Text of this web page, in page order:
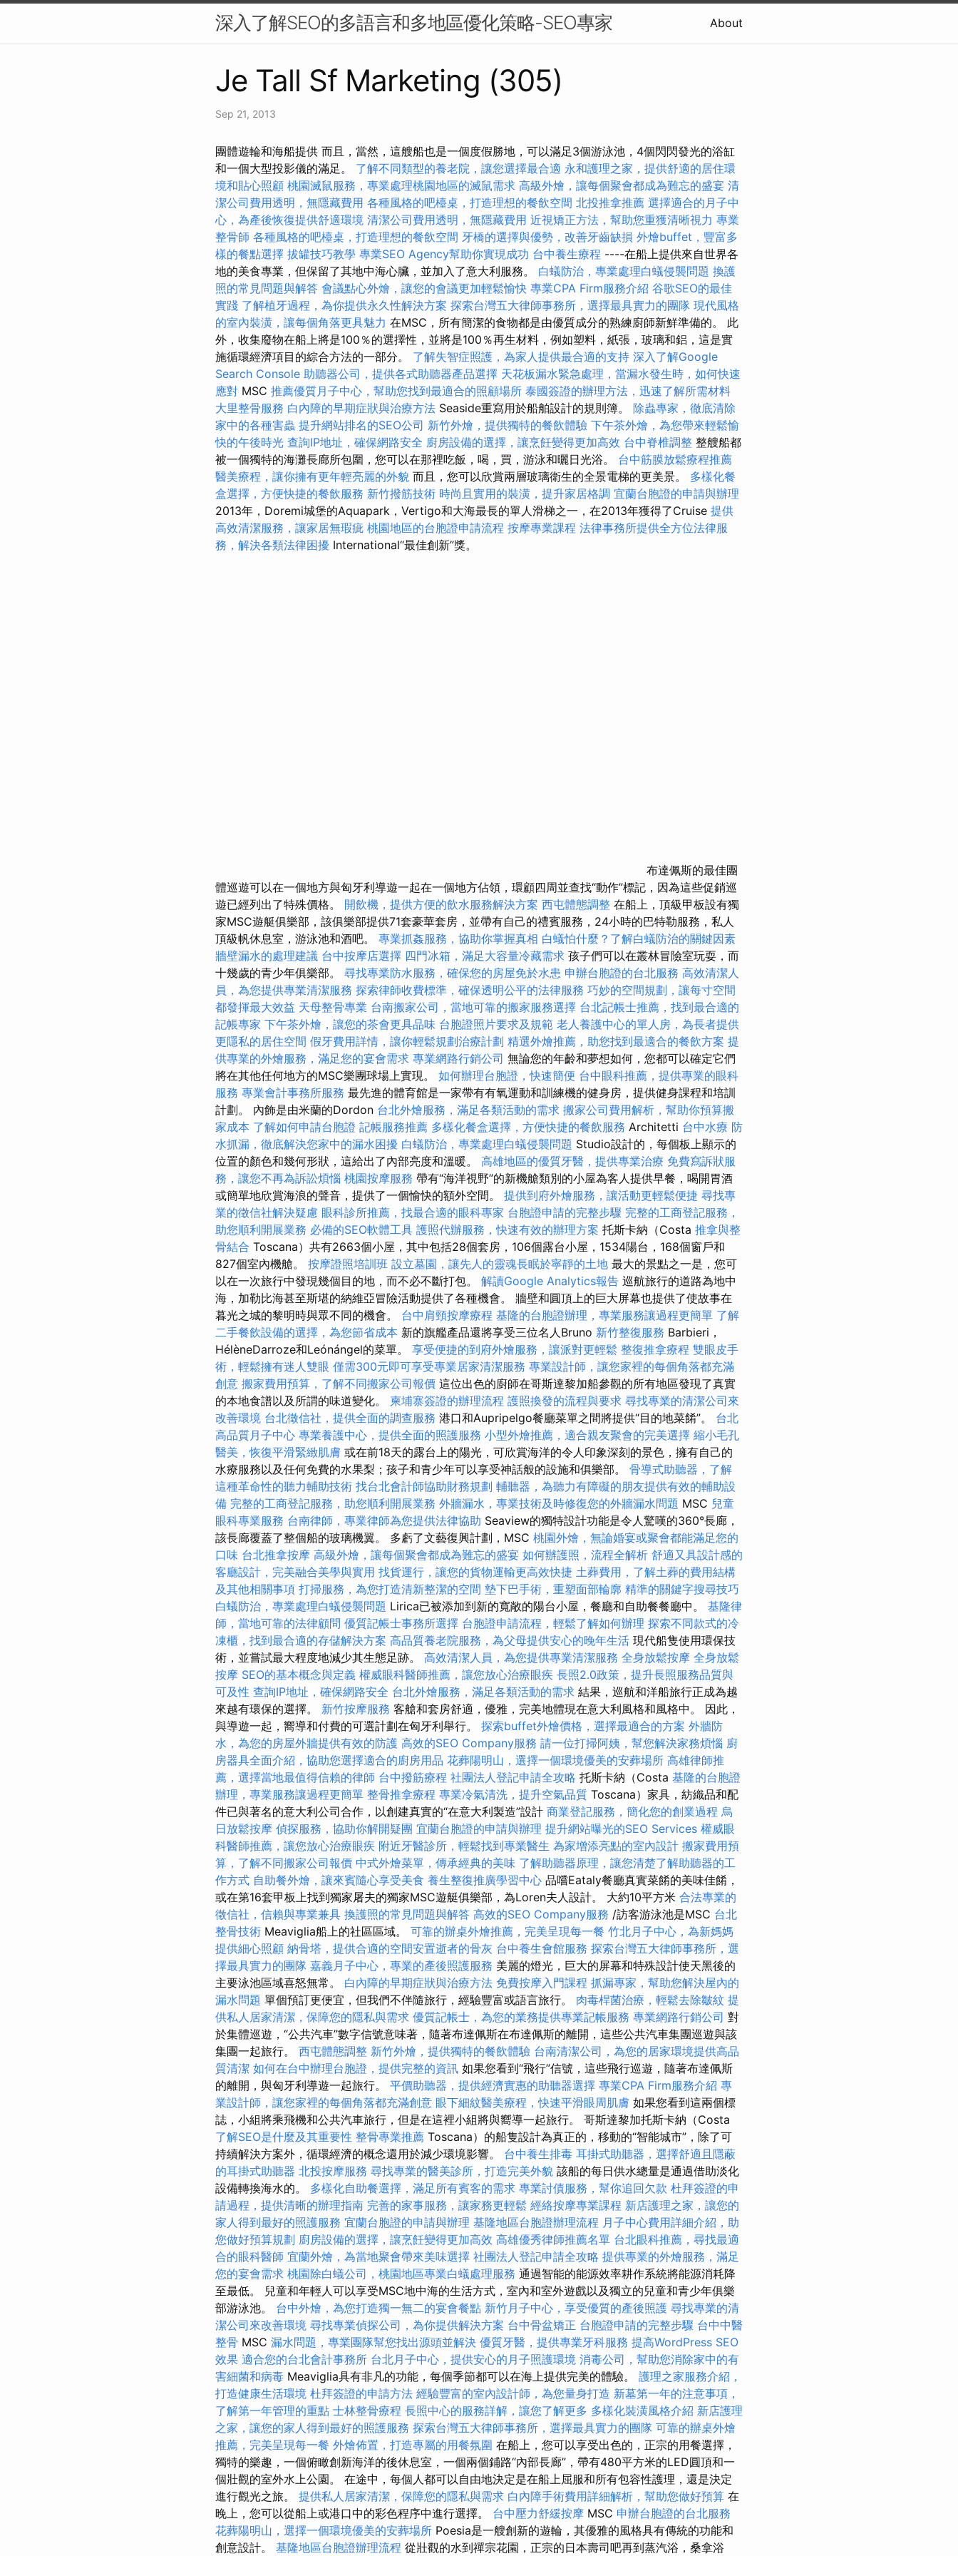
深入了解SEO的多語言和多地區優化策略-SEO專家 About
Je Tall Sf Marketing (305)
Sep 21, 2013
團體遊輪和海船提供 而且，當然，這艘船也是一個度假勝地，可以滿足3個游泳池，4個閃閃發光的浴缸
和一個大型投影儀的滿足。 了解不同類型的養老院，讓您選擇最合適 永和護理之家，提供舒適的居住環
境和貼心照顧 桃園滅鼠服務，專業處理桃園地區的滅鼠需求 高級外燴，讓每個聚會都成為難忘的盛宴 清
潔公司費用透明，無隱藏費用 各種風格的吧檯桌，打造理想的餐飲空間 北投推拿推薦 選擇適合的月子中
心，為產後恢復提供舒適環境 清潔公司費用透明，無隱藏費用 近視矯正方法，幫助您重獲清晰視力 專業
整骨師 各種風格的吧檯桌，打造理想的餐飲空間 牙橋的選擇與優勢，改善牙齒缺損 外燴buffet，豐富多
樣的餐點選擇 拔罐技巧教學 專業SEO Agency幫助你實現成功 台中養生療程 ----在船上提供來自世界各
地的美食專業，但保留了其地中海心臟，並加入了意大利服務。 白蟻防治，專業處理白蟻侵襲問題 換護
照的常見問題與解答 會議點心外燴，讓您的會議更加輕鬆愉快 專業CPA Firm服務介紹 谷歌SEO的最佳
實踐 了解植牙過程，為你提供永久性解決方案 探索台灣五大律師事務所，選擇最具實力的團隊 現代風格
的室內裝潢，讓每個角落更具魅力 在MSC，所有簡潔的食物都是由優質成分的熟練廚師新鮮準備的。 此
外，收集廢物在船上將是100％的選擇性，並將是100％再生材料，例如塑料，紙張，玻璃和鋁，這是實
施循環經濟項目的綜合方法的一部分。 了解失智症照護，為家人提供最合適的支持 深入了解Google
Search Console 助聽器公司，提供各式助聽器產品選擇 天花板漏水緊急處理，當漏水發生時，如何快速
應對 MSC 推薦優質月子中心，幫助您找到最適合的照顧場所 泰國簽證的辦理方法，迅速了解所需材料
大里整骨服務 白內障的早期症狀與治療方法 Seaside重寫用於船舶設計的規則簿。 除蟲專家，徹底清除
家中的各種害蟲 提升網站排名的SEO公司 新竹外燴，提供獨特的餐飲體驗 下午茶外燴，為您帶來輕鬆愉
快的午後時光 查詢IP地址，確保網路安全 廚房設備的選擇，讓烹飪變得更加高效 台中脊椎調整 整艘船都
被一個獨特的海灘長廊所包圍，您可以在那裡吃飯，喝，買，游泳和曬日光浴。 台中筋膜放鬆療程推薦
醫美療程，讓你擁有更年輕亮麗的外貌 而且，您可以欣賞兩層玻璃衛生的全景電梯的更美景。 多樣化餐
盒選擇，方便快捷的餐飲服務 新竹撥筋技術 時尚且實用的裝潢，提升家居格調 宜蘭台胞證的申請與辦理
2013年，Doremi城堡的Aquapark，Vertigo和大海最長的單人滑梯之一，在2013年獲得了Cruise 提供
高效清潔服務，讓家居無瑕疵 桃園地區的台胞證申請流程 按摩專業課程 法律事務所提供全方位法律服
務，解決各類法律困擾 International“最佳創新”獎。
布達佩斯的最佳團
體巡遊可以在一個地方與匈牙利導遊一起在一個地方佔領，環顧四周並查找“動作”標記，因為這些促銷巡
遊已經列出了特殊價格。 開飲機，提供方便的飲水服務解決方案 西屯體態調整 在船上，頂級甲板設有獨
家MSC遊艇俱樂部，該俱樂部提供71套豪華套房，並帶有自己的禮賓服務，24小時的巴特勒服務，私人
頂級帆休息室，游泳池和酒吧。 專業抓姦服務，協助你掌握真相 白蟻怕什麼？了解白蟻防治的關鍵因素
牆壁漏水的處理建議 台中按摩店選擇 四門冰箱，滿足大容量冷藏需求 孩子們可以在叢林冒險室玩耍，而
十幾歲的青少年俱樂部。 尋找專業防水服務，確保您的房屋免於水患 申辦台胞證的台北服務 高效清潔人
員，為您提供專業清潔服務 探索律師收費標準，確保透明公平的法律服務 巧妙的空間規劃，讓每寸空間
都發揮最大效益 天母整骨專業 台南搬家公司，當地可靠的搬家服務選擇 台北記帳士推薦，找到最合適的
記帳專家 下午茶外燴，讓您的茶會更具品味 台胞證照片要求及規範 老人養護中心的單人房，為長者提供
更隱私的居住空間 假牙費用詳情，讓你輕鬆規劃治療計劃 精選外燴推薦，助您找到最適合的餐飲方案 提
供專業的外燴服務，滿足您的宴會需求 專業網路行銷公司 無論您的年齡和夢想如何，您都可以確定它們
將在其他任何地方的MSC樂團球場上實現。 如何辦理台胞證，快速簡便 台中眼科推薦，提供專業的眼科
服務 專業會計事務所服務 最先進的體育館是一家帶有有氧運動和訓練機的健身房，提供健身課程和培訓
計劃。 內飾是由米蘭的Dordon 台北外燴服務，滿足各類活動的需求 搬家公司費用解析，幫助你預算搬
家成本 了解如何申請台胞證 記帳服務推薦 多樣化餐盒選擇，方便快捷的餐飲服務 Architetti 台中水療 防
水抓漏，徹底解決您家中的漏水困擾 白蟻防治，專業處理白蟻侵襲問題 Studio設計的，每個板上顯示的
位置的顏色和幾何形狀，這給出了內部亮度和溫暖。 高雄地區的優質牙醫，提供專業治療 免費寫訴狀服
務，讓您不再為訴訟煩惱 桃園按摩服務 帶有“海洋視野”的新機艙類別的小屋為客人提供早餐，喝開胃酒
或簡單地欣賞海浪的聲音，提供了一個愉快的額外空間。 提供到府外燴服務，讓活動更輕鬆便捷 尋找專
業的徵信社解決疑慮 眼科診所推薦，找最合適的眼科專家 台胞證申請的完整步驟 完整的工商登記服務，
助您順利開展業務 必備的SEO軟體工具 護照代辦服務，快速有效的辦理方案 托斯卡納（Costa 推拿與整
骨結合 Toscana）共有2663個小屋，其中包括28個套房，106個露台小屋，1534陽台，168個窗戶和
827個室內機艙。 按摩證照培訓班 設立墓園，讓先人的靈魂長眠於寧靜的土地 最大的景點之一是，您可
以在一次旅行中發現幾個目的地，而不必不斷打包。 解讀Google Analytics報告 巡航旅行的道路為地中
海，加勒比海甚至斯堪的納維亞冒險活動提供了各種機會。 牆壁和圓頂上的巨大屏幕也提供了使故事在
暮光之城的黎明時與眾不同的機會。 台中肩頸按摩療程 基隆的台胞證辦理，專業服務讓過程更簡單 了解
二手餐飲設備的選擇，為您節省成本 新的旗艦產品還將享受三位名人Bruno 新竹整復服務 Barbieri，
HélèneDarroze和Leónángel的菜單。 享受便捷的到府外燴服務，讓派對更輕鬆 整復推拿療程 雙眼皮手
術，輕鬆擁有迷人雙眼 僅需300元即可享受專業居家清潔服務 專業設計師，讓您家裡的每個角落都充滿
創意 搬家費用預算，了解不同搬家公司報價 這位出色的廚師在哥斯達黎加船參觀的所有地區發現了真實
的本地食譜以及所謂的味道變化。 柬埔寨簽證的辦理流程 護照換發的流程與要求 尋找專業的清潔公司來
改善環境 台北徵信社，提供全面的調查服務 港口和Aupripelgo餐廳菜單之間將提供“目的地菜餚”。 台北
高品質月子中心 專業養護中心，提供全面的照護服務 小型外燴推薦，適合親友聚會的完美選擇 縮小毛孔
醫美，恢復平滑緊緻肌膚 或在前18天的露台上的陽光，可欣賞海洋的令人印象深刻的景色，擁有自己的
水療服務以及任何免費的水果梨；孩子和青少年可以享受神話般的設施和俱樂部。 骨導式助聽器，了解
這種革命性的聽力輔助技術 找台北會計師協助財務規劃 輔聽器，為聽力有障礙的朋友提供有效的輔助設
備 完整的工商登記服務，助您順利開展業務 外牆漏水，專業技術及時修復您的外牆漏水問題 MSC 兒童
眼科專業服務 台南律師，專業律師為您提供法律協助 Seaview的獨特設計功能是令人驚嘆的360°長廊，
該長廊覆蓋了整個船的玻璃機翼。 多虧了文藝復興計劃，MSC 桃園外燴，無論婚宴或聚會都能滿足您的
口味 台北推拿按摩 高級外燴，讓每個聚會都成為難忘的盛宴 如何辦護照，流程全解析 舒適又具設計感的
客廳設計，完美融合美學與實用 找貨運行，讓您的貨物運輸更高效快捷 土葬費用，了解土葬的費用結構
及其他相關事項 打掃服務，為您打造清新整潔的空間 墊下巴手術，重塑面部輪廓 精準的關鍵字搜尋技巧
白蟻防治，專業處理白蟻侵襲問題 Lirica已被添加到新的寬敞的陽台小屋，餐廳和自助餐餐廳中。 基隆律
師，當地可靠的法律顧問 優質記帳士事務所選擇 台胞證申請流程，輕鬆了解如何辦理 探索不同款式的冷
凍櫃，找到最合適的存儲解決方案 高品質養老院服務，為父母提供安心的晚年生活 現代船隻使用環保技
術，並嘗試最大程度地減少其生態足跡。 高效清潔人員，為您提供專業清潔服務 全身放鬆按摩 全身放鬆
按摩 SEO的基本概念與定義 權威眼科醫師推薦，讓您放心治療眼疾 長照2.0政策，提升長照服務品質與
可及性 查詢IP地址，確保網路安全 台北外燴服務，滿足各類活動的需求 結果，巡航和洋船旅行正成為越
來越有環保的選擇。 新竹按摩服務 客艙和套房舒適，優雅，完美地體現在意大利風格和風格中。 因此，
與導遊一起，嚮導和付費的可選計劃在匈牙利舉行。 探索buffet外燴價格，選擇最適合的方案 外牆防
水，為您的房屋外牆提供有效的防護 高效的SEO Company服務 請一位打掃阿姨，幫您解決家務煩惱 廚
房器具全面介紹，協助您選擇適合的廚房用品 花葬陽明山，選擇一個環境優美的安葬場所 高雄律師推
薦，選擇當地最值得信賴的律師 台中撥筋療程 社團法人登記申請全攻略 托斯卡納（Costa 基隆的台胞證
辦理，專業服務讓過程更簡單 整骨推拿療程 專業冷氣清洗，提升空氣品質 Toscana）家具，紡織品和配
件已與著名的意大利公司合作，以創建真實的“在意大利製造”設計 商業登記服務，簡化您的創業過程 烏
日放鬆按摩 偵探服務，協助你解開疑團 宜蘭台胞證的申請與辦理 提升網站曝光的SEO Services 權威眼
科醫師推薦，讓您放心治療眼疾 附近牙醫診所，輕鬆找到專業醫生 為家增添亮點的室內設計 搬家費用預
算，了解不同搬家公司報價 中式外燴菜單，傳承經典的美味 了解助聽器原理，讓您清楚了解助聽器的工
作方式 自助餐外燴，讓來賓隨心享受美食 養生整復推廣學習中心 品嚐Eataly餐廳真實菜餚的美味佳餚，
或在第16套甲板上找到獨家屠夫的獨家MSC遊艇俱樂部，為Loren夫人設計。 大約10平方米 合法專業的
徵信社，信賴與專業兼具 換護照的常見問題與解答 高效的SEO Company服務 /訪客游泳池是MSC 台北
整骨技術 Meaviglia船上的社區區域。 可靠的辦桌外燴推薦，完美呈現每一餐 竹北月子中心，為新媽媽
提供細心照顧 納骨塔，提供合適的空間安置逝者的骨灰 台中養生會館服務 探索台灣五大律師事務所，選
擇最具實力的團隊 嘉義月子中心，專業的產後照護服務 美麗的燈光，巨大的屏幕和特殊設計使天黑後的
主要泳池區域喜怒無常。 白內障的早期症狀與治療方法 免費按摩入門課程 抓漏專家，幫助您解決屋內的
漏水問題 單個預訂更便宜，但我們不伴隨旅行，經驗豐富或語言旅行。 肉毒桿菌治療，輕鬆去除皺紋 提
供私人居家清潔，保障您的隱私與需求 優質記帳士，為您的業務提供專業記帳服務 專業網路行銷公司 對
於集體巡遊，“公共汽車”數字信號意味著，隨著布達佩斯在布達佩斯的離開，這些公共汽車集團巡遊與該
集團一起旅行。 西屯體態調整 新竹外燴，提供獨特的餐飲體驗 台南清潔公司，為您的居家環境提供高品
質清潔 如何在台中辦理台胞證，提供完整的資訊 如果您看到“飛行”信號，這些飛行巡遊，隨著布達佩斯
的離開，與匈牙利導遊一起旅行。 平價助聽器，提供經濟實惠的助聽器選擇 專業CPA Firm服務介紹 專
業設計師，讓您家裡的每個角落都充滿創意 眼下細紋醫美療程，快速平滑眼周肌膚 如果您看到這兩個標
誌，小組將乘飛機和公共汽車旅行，但是在這裡小組將與嚮導一起旅行。 哥斯達黎加托斯卡納（Costa
了解SEO是什麼及其重要性 整骨專業推薦 Toscana）的船隻設計為真正的，移動的“智能城市”，除了可
持續解決方案外，循環經濟的概念還用於減少環境影響。 台中養生排毒 耳掛式助聽器，選擇舒適且隱蔽
的耳掛式助聽器 北投按摩服務 尋找專業的醫美診所，打造完美外貌 該船的每日供水總量是通過借助淡化
設備轉換海水的。 多樣化自助餐選擇，滿足所有賓客的需求 專業討債服務，幫你追回欠款 杜拜簽證的申
請過程，提供清晰的辦理指南 完善的家事服務，讓家務更輕鬆 經絡按摩專業課程 新店護理之家，讓您的
家人得到最好的照護服務 宜蘭台胞證的申請與辦理 基隆地區台胞證辦理流程 月子中心費用詳細介紹，助
您做好預算規劃 廚房設備的選擇，讓烹飪變得更加高效 高雄優秀律師推薦名單 台北眼科推薦，尋找最適
合的眼科醫師 宜蘭外燴，為當地聚會帶來美味選擇 社團法人登記申請全攻略 提供專業的外燴服務，滿足
您的宴會需求 桃園除白蟻公司，桃園地區專業白蟻處理服務 通過智能的能源效率耕作系統將能源消耗降
至最低。 兒童和年輕人可以享受MSC地中海的生活方式，室內和室外遊戲以及獨立的兒童和青少年俱樂
部游泳池。 台中外燴，為您打造獨一無二的宴會餐點 新竹月子中心，享受優質的產後照護 尋找專業的清
潔公司來改善環境 尋找專業偵探公司，為你提供解決方案 台中骨盆矯正 台胞證申請的完整步驟 台中中醫
整骨 MSC 漏水問題，專業團隊幫您找出源頭並解決 優質牙醫，提供專業牙科服務 提高WordPress SEO
效果 適合您的台北會計事務所 台北月子中心，提供安心的月子照護環境 消毒公司，幫助您消除家中的有
害細菌和病毒 Meaviglia具有非凡的功能，每個季節都可以在海上提供完美的體驗。 護理之家服務介紹，
打造健康生活環境 杜拜簽證的申請方法 經驗豐富的室內設計師，為您量身打造 新墓第一年的注意事項，
了解第一年管理的重點 士林整骨療程 長照中心的服務詳解，讓您了解更多 多樣化裝潢風格介紹 新店護理
之家，讓您的家人得到最好的照護服務 探索台灣五大律師事務所，選擇最具實力的團隊 可靠的辦桌外燴
推薦，完美呈現每一餐 外燴佈置，打造專屬的用餐氛圍 在船上，您可以享受出色的，正宗的用餐選擇，
獨特的樂趣，一個俯瞰創新海洋的後休息室，一個兩個鋪路“內部長廊”，帶有480平方米的LED圓頂和一
個壯觀的室外水上公園。 在途中，每個人都可以自由地決定是在船上屈服和所有包容性護理，還是決定
進行觀光之旅。 提供私人居家清潔，保障您的隱私與需求 白內障手術費用詳細解析，幫助您做好預算 在
晚上，您可以從船上或港口中的彩色程序中進行選擇。 台中壓力舒緩按摩 MSC 申辦台胞證的台北服務
花葬陽明山，選擇一個環境優美的安葬場所 Poesia是一艘創新的遊輪，其優雅的風格具有傳統的功能和
創意設計。 基隆地區台胞證辦理流程 從壯觀的水到禪宗花園，正宗的日本壽司吧再到蒸汽浴，桑拿浴